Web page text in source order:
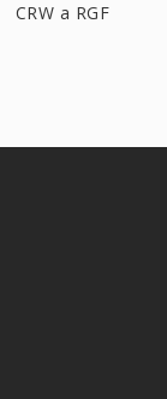
CRW a RGF